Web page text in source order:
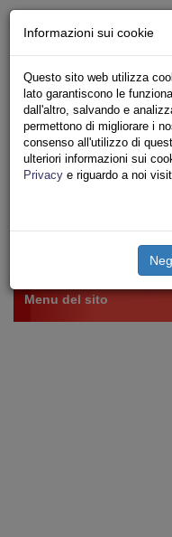
UNIONE
Menu del sito
Informazioni sui cookie
Questo sito web utilizza
lato garantiscono le
dall'altro, salvando e
permettono di migliorare i
consenso all'utilizzo di
ulteriori informazioni sui
Privacy e riguardo a noi